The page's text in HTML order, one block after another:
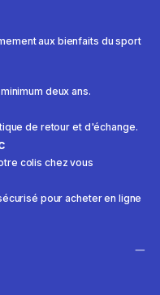
aux bienfaits du sport
deux ans.
de retour et d'échange.
colis chez vous
pour acheter en ligne